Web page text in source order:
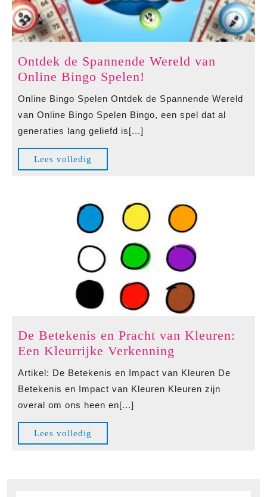
Ontdek de Spannende Wereld van
Online Bingo Spelen!
Spannende
Wereld
Online Bingo Spelen Ontdek de Spannende Wereld
van Online Bingo Spelen Bingo, een spel dat al
generaties lang geliefd is[...]
Lees volledig
volledig
De Betekenis en Pracht van Kleuren:
Een Kleurrijke Verkenning
Betekenis
en
Pracht
Artikel: De Betekenis en Impact van Kleuren De
Betekenis en Impact van Kleuren Kleuren zijn
overal om ons heen en[...]
Lees volledig
volledig